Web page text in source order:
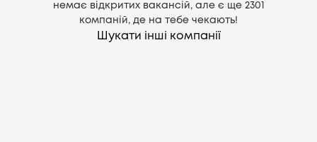
немає відкритих вакансій, але є ще 2301
компаній, де на тебе чекають!
Шукати інші компанії